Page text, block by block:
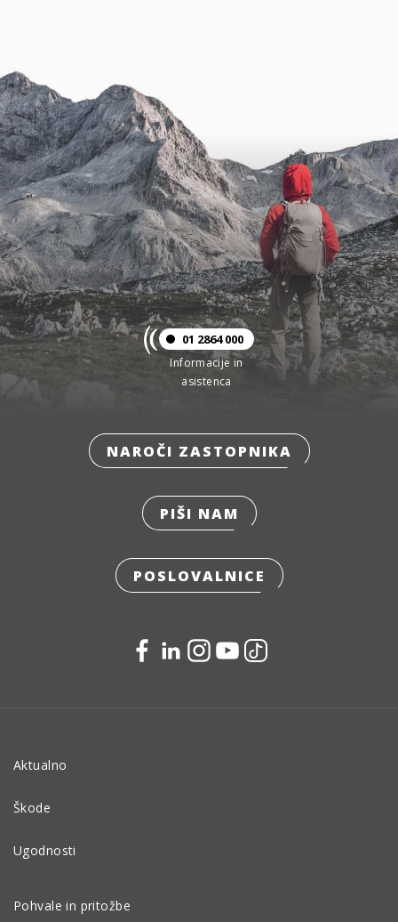
01 2864 000
Informacije in
asistenca
NAROČI ZASTOPNIKA
PIŠI NAM
POSLOVALNICE
Aktualno
Škode
Ugodnosti
Pohvale in pritožbe